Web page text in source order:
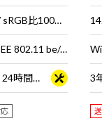
14型 液晶パネル (ノングレア / sRGB比100% / 60Hz対応)
Wi-Fi 7 ( 最大5.7Gbps ) 対応 IEEE 802.11 be/ax/ac/a/b/g/n準拠 ＋ Bluetooth 5内蔵
3年間センドバック修理保証・24時間×365日電話サポート